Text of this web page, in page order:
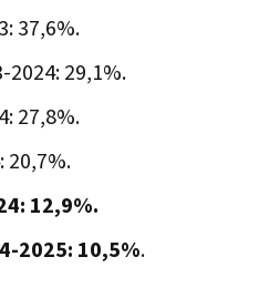
37,6%.
2024: 29,1%.
27,8%.
20,7%.
12,9%.
2025: 10,5%.